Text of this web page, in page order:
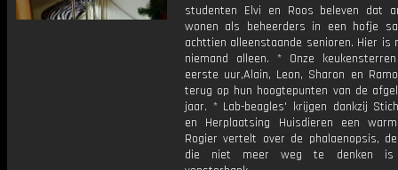
studenten Elvi en Roos beleven dat
wonen als beheerders in een hofje
achttien alleenstaande senioren. Hier is
niemand alleen. * Onze
eerste uur,Alain, Leon, Sharon en
terug op hun hoogtepunten van de
jaar. * Lab-beagles' krijgen dankzij
en Herplaatsing Huisdieren een
Rogier vertelt over de phalaenopsis,
die niet meer weg te denken